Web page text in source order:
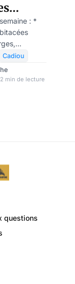
par: *
Cadiou
min de lecture
questions